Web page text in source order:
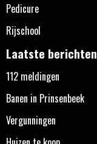
Pedicure
Rijschool
Laatste berichten
112 meldingen
Banen in Prinsenbeek
Vergunningen